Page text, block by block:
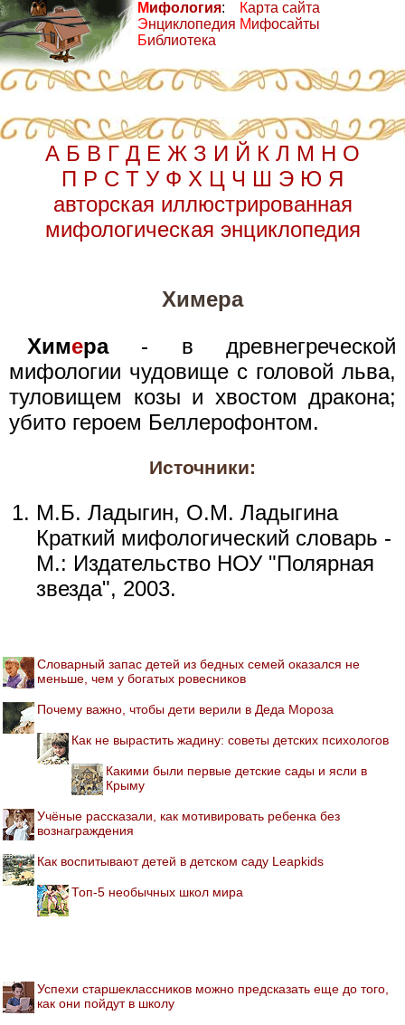
Мифология:
Энциклопедия
Библиотека
Карта сайта
Мифосайты
А Б В Г Д Е Ж З И Й К Л М Н О
П Р С Т У Ф Х Ц Ч Ш Э Ю Я
авторская иллюстрированная
мифологическая энциклопедия
Химера
Химера- в древнегреческой
мифологии чудовище с головой льва,
туловищем козы и хвостом дракона;
убито героем Беллерофонтом.
Источники:
М.Б. Ладыгин, О.М. Ладыгина
Краткий мифологический словарь -
М.: Издательство НОУ "Полярная
звезда", 2003.
Словарный запас детей из бедных семей оказался не
меньше, чем у богатых ровесников
Почему важно, чтобы дети верили в Деда Мороза
Как не вырастить жадину: советы детских психологов
Какими были первые детские сады и ясли в
Крыму
Учёные рассказали, как мотивировать ребенка без
вознаграждения
Как воспитывают детей в детском саду Leapkids
Топ-5 необычных школ мира
Успехи старшеклассников можно предсказать еще до того,
как они пойдут в школу